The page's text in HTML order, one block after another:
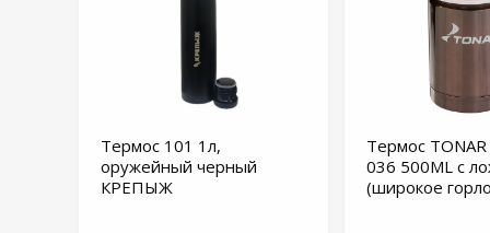
Термос 101 1л,
оружейный черный
КРЕПЫЖ
Термос
036 500ML с
(широкое